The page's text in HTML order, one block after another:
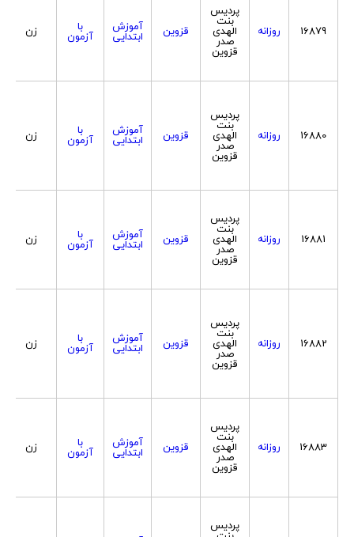
16879 روزانه
پردیس
بنت
الهدی
صدر
قزوین
قزوین آموزش
ابتدایی
با
آزمون زن
16880 روزانه
پردیس
بنت
الهدی
صدر
قزوین
قزوین آموزش
ابتدایی
با
آزمون زن
16881 روزانه
پردیس
بنت
الهدی
صدر
قزوین
قزوین آموزش
ابتدایی
با
آزمون زن
16882 روزانه
پردیس
بنت
الهدی
صدر
قزوین
قزوین آموزش
ابتدایی
با
آزمون زن
16883 روزانه
پردیس
بنت
الهدی
صدر
قزوین
قزوین آموزش
ابتدایی
با
آزمون زن
پردیس